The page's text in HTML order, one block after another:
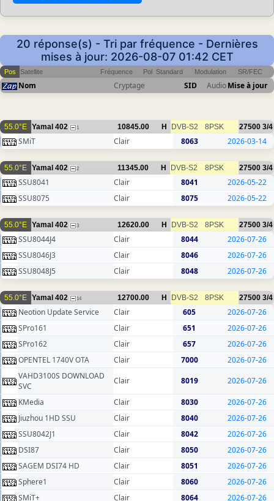
20 réponse(s) - Tri par fréquence - Dernières
mises à jour: 2026-08-07 01:42 CET
Pos Satellite Fréquence Pol Standard Modulation SR/FEC
Nom Cryptage SID AudioMise à jour
55.0°E Yamal 402 1 10845.00 H DVB-S2 8PSK 27500 3/4
SMiT Clair 8063 2026-03-14
55.0°E Yamal 402 2 11345.00 H DVB-S2 8PSK 27500 3/4
SSU8041 Clair 8041
2026-05-22
SSU8075
Clair 8075 2026-05-22
55.0°E Yamal 402 3 12620.00 H DVB-S2 8PSK 27500 3/4
SSU8044J4 Clair 8044
2026-07-26
SSU8046J3
Clair 8046
2026-07-26
SSU8048J5
Clair 8048 2026-07-26
55.0°E Yamal 402 14 12700.00 H DVB-S2 8PSK 27500 3/4
Neotion Update Service Clair 605
2026-07-26
SPro161
Clair 651
2026-07-26
SPro162
Clair 657
2026-07-26
OPENTEL 1740V OTA
Clair 7000
2026-07-26
VAHD3100S DOWNLOAD
SVC
Clair 8019 2026-07-26
KMedia Clair 8030
2026-07-26
Jiuzhou 1HD SSU
Clair 8040
2026-07-26
SSU8042J1
Clair 8042
2026-07-26
DSI87
Clair 8050
2026-07-26
SAGEM DSI74 HD
Clair 8051
2026-07-26
Sphere1
Clair 8060
2026-07-26
SMiT+
Clair 8064 2026-07-26